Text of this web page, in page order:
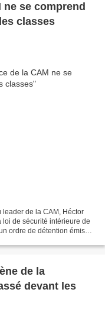
se comprend
classes
de la CAM, Héctor
de sécurité intérieure de
ordre de détention émis
de la
devant les